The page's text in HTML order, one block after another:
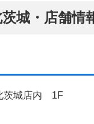
城・店舗情
茨城店内 1F